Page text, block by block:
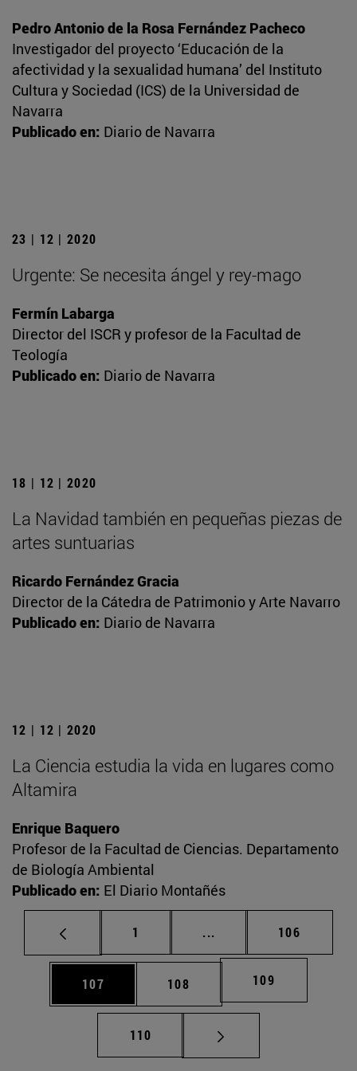
Pedro Antonio de la Rosa Fernández Pacheco
Investigador del proyecto ‘Educación de la
afectividad y la sexualidad humana’ del Instituto
Cultura y Sociedad (ICS) de la Universidad de
Navarra
Publicado en: Diario de Navarra
23 | 12 | 2020
Urgente: Se necesita ángel y rey-mago
Fermín Labarga
Director del ISCR y profesor de la Facultad de
Teología
Publicado en: Diario de Navarra
18 | 12 | 2020
La Navidad también en pequeñas piezas de
artes suntuarias
Ricardo Fernández Gracia
Director de la Cátedra de Patrimonio y Arte Navarro
Publicado en: Diario de Navarra
12 | 12 | 2020
La Ciencia estudia la vida en lugares como
Altamira
Enrique Baquero
Profesor de la Facultad de Ciencias. Departamento
de Biología Ambiental
Publicado en: El Diario Montañés
Página
1 ... Páginas intermedias
Página
106
Página
107 Página
108 Página
109
Página
110